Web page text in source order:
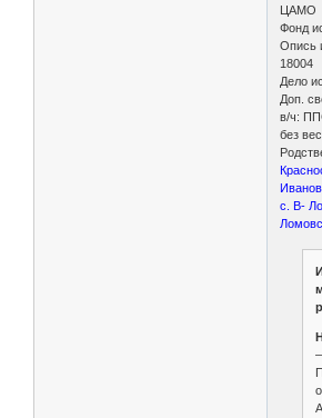
ЦАМО
Фонд
Опись
18004
Дело
Доп.
в/ч:
без
с. В-